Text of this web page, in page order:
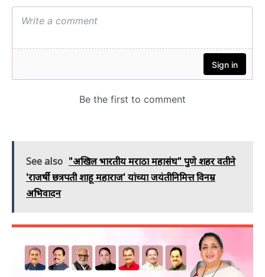
See also "अखिल भारतीय मराठा महासंघ" पुणे शहर वतीने
'राजर्षी छत्रपती शाहू महाराज' यांच्या जयंतीनिमित्त विनम्र
अभिवादन